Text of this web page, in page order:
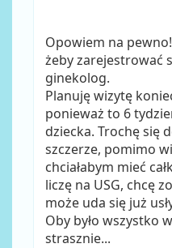
Opowiem na pewno!
żeby zarejestrować
ginekolog.
Planuję wizytę
ponieważ to 6
dziecka. Trochę się
szczerze, pomimo
chciałabym mieć
liczę na USG, chcę
może uda się już
Oby było wszystko
strasznie...